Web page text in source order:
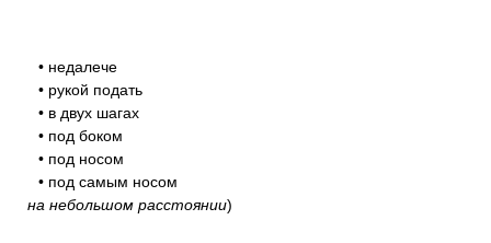
• недалече
• рукой подать
• в двух шагах
• под боком
• под носом
• под самым носом
на небольшом расстоянии)